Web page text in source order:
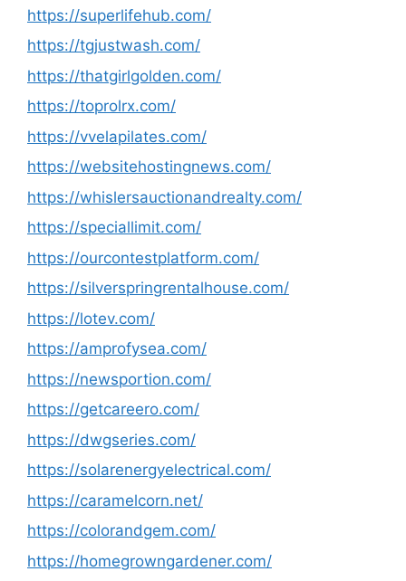
https://superlifehub.com/
https://tgjustwash.com/
https://thatgirlgolden.com/
https://toprolrx.com/
https://vvelapilates.com/
https://websitehostingnews.com/
https://whislersauctionandrealty.com/
https://speciallimit.com/
https://ourcontestplatform.com/
https://silverspringrentalhouse.com/
https://lotev.com/
https://amprofysea.com/
https://newsportion.com/
https://getcareero.com/
https://dwgseries.com/
https://solarenergyelectrical.com/
https://caramelcorn.net/
https://colorandgem.com/
https://homegrowngardener.com/